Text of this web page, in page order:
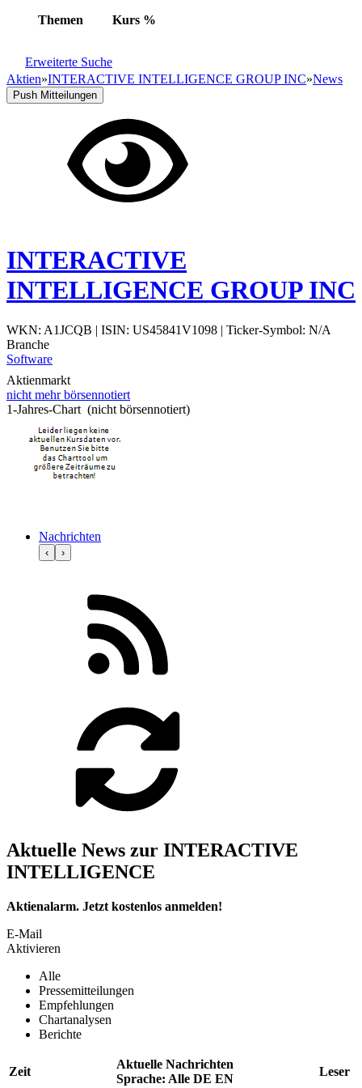
Themen Kurs %
Erweiterte Suche
Aktien»INTERACTIVE INTELLIGENCE GROUP INC»News
Push Mitteilungen
INTERACTIVE
INTELLIGENCE GROUP INC
WKN: A1JCQB | ISIN: US45841V1098 | Ticker-Symbol: N/A
Branche
Software
Aktienmarkt
nicht mehr börsennotiert
1-Jahres-Chart (nicht börsennotiert)
Nachrichten
‹ ›
Aktuelle News zur INTERACTIVE
INTELLIGENCE
Aktienalarm. Jetzt kostenlos anmelden!
E-Mail
Aktivieren
Alle
Pressemitteilungen
Empfehlungen
Chartanalysen
Berichte
Zeit
Aktuelle Nachrichten
Sprache: Alle DE EN
Leser